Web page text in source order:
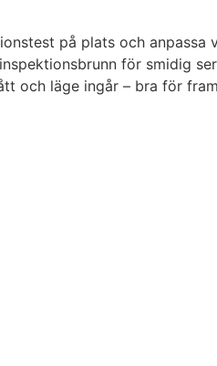
på plats och anpassa
för smidig
och läge ingår – bra för